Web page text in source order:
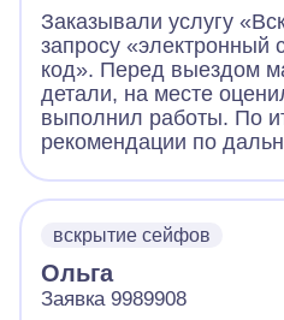
Заказывали услугу
запросу «электронный
код». Перед выездом
детали, на месте
выполнил работы. По
рекомендации по
вскрытие сейфов
Ольга
Заявка 9989908